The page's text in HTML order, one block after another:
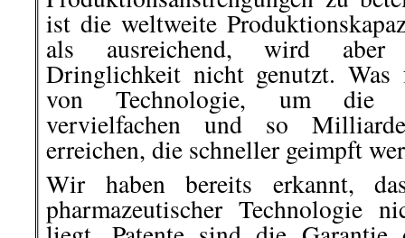
ist die weltweite
als ausreichend, wird aber
Dringlichkeit nicht genutzt.
von Technologie, um die
vervielfachen und so
erreichen, die schneller geimpft
Wir haben bereits erkannt,
pharmazeutischer Technologie